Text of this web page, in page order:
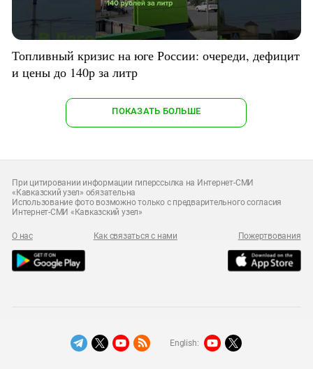
Топливный кризис на юге России: очереди, дефицит
и цены до 140р за литр
ПОКАЗАТЬ БОЛЬШЕ
При цитировании информации гиперссылка на Интернет-СМИ
«Кавказский узел» обязательна
Использование фото возможно только с предварительного согласия
Интернет-СМИ «Кавказский узел»
О нас Как связаться с нами Пожертвования
English: